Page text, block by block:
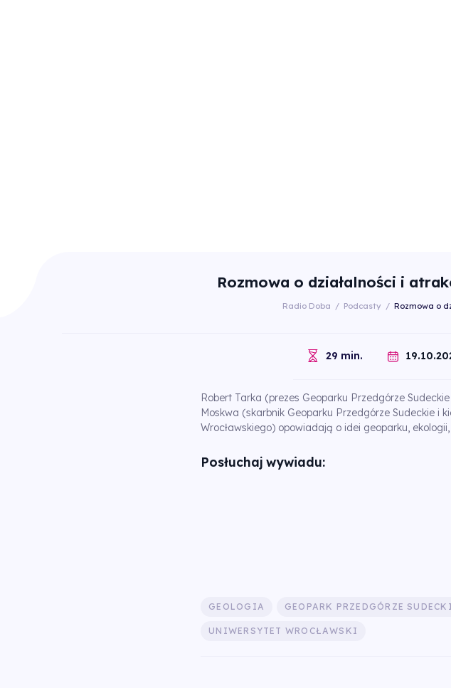
Rozmowa o działalności i
Radio Doba / Podcasty / Rozmowa o
29 min.
Robert Tarka (prezes Geoparku Przedgórze
Moskwa (skarbnik Geoparku Przedgórze Sudeckie i
Wrocławskiego) opowiadają o idei geoparku,
Posłuchaj wywiadu:
GEOLOGIA GEOPARK PRZEDGÓRZE
UNIWERSYTET WROCŁAWSKI